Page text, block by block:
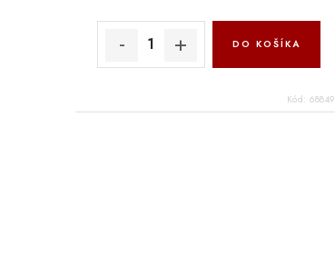
DO KOŠÍKA
Kód: 68849